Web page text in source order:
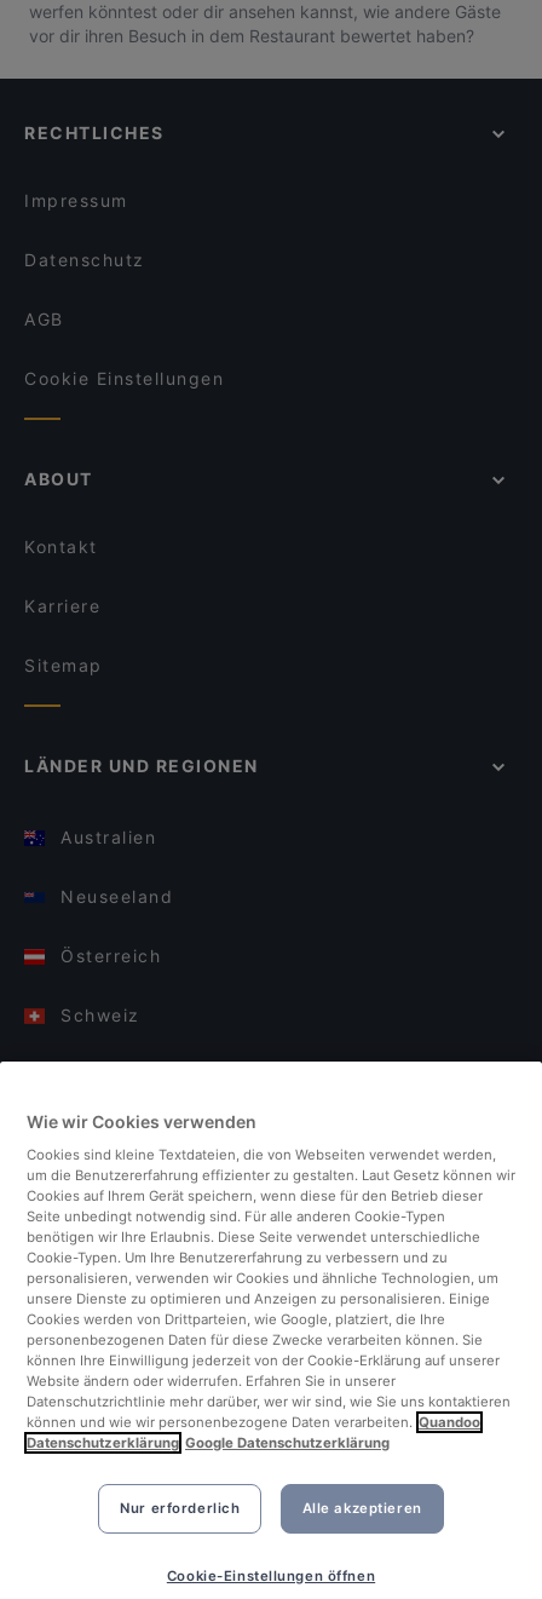
werfen könntest oder dir ansehen kannst, wie andere Gäste
vor dir ihren Besuch in dem Restaurant bewertet haben?
RECHTLICHES
Impressum
Datenschutz
AGB
Cookie Einstellungen
ABOUT
Kontakt
Karriere
Sitemap
LÄNDER UND REGIONEN
Australien
Neuseeland
Österreich
Schweiz
Italien
Finnland
Vereinigtes Königreich
Türkei
Niederlande
Singapur
Wie wir Cookies verwenden
Cookies sind kleine Textdateien, die von Webseiten verwendet werden,
um die Benutzererfahrung effizienter zu gestalten. Laut Gesetz können wir
Cookies auf Ihrem Gerät speichern, wenn diese für den Betrieb dieser
Seite unbedingt notwendig sind. Für alle anderen Cookie-Typen
benötigen wir Ihre Erlaubnis. Diese Seite verwendet unterschiedliche
Cookie-Typen. Um Ihre Benutzererfahrung zu verbessern und zu
personalisieren, verwenden wir Cookies und ähnliche Technologien, um
unsere Dienste zu optimieren und Anzeigen zu personalisieren. Einige
Cookies werden von Drittparteien, wie Google, platziert, die Ihre
personenbezogenen Daten für diese Zwecke verarbeiten können. Sie
können Ihre Einwilligung jederzeit von der Cookie-Erklärung auf unserer
Website ändern oder widerrufen. Erfahren Sie in unserer
Datenschutzrichtlinie mehr darüber, wer wir sind, wie Sie uns kontaktieren
können und wie wir personenbezogene Daten verarbeiten. Quandoo
Datenschutzerklärung Google Datenschutzerklärung
Nur erforderlich Alle akzeptieren
Cookie-Einstellungen öffnen